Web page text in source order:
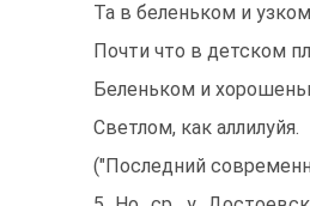
Та в беленьком и
Почти что в детском
Беленьком и
Светлом, как аллилуйя.
("Последний